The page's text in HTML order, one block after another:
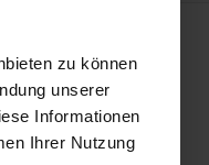
zu können
unserer
Informationen
Ihrer Nutzung